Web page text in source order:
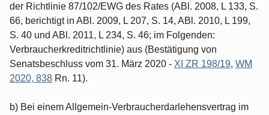
der Richtlinie 87/102/EWG des Rates (ABl. 2008, L 133, S.
66, berichtigt in ABl. 2009, L 207, S. 14, ABl. 2010, L 199,
S. 40 und ABl. 2011, L 234, S. 46; im Folgenden:
Verbraucherkreditrichtlinie) aus (Bestätigung von
Senatsbeschluss vom 31. März 2020 - XI ZR 198/19, WM
2020, 838 Rn. 11).
b) Bei einem Allgemein-Verbraucherdarlehensvertrag im